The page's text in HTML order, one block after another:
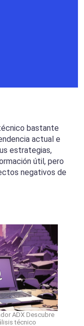
bastante
actual e
estrategias,
útil, pero
negativos de
ADX Descubre
técnico